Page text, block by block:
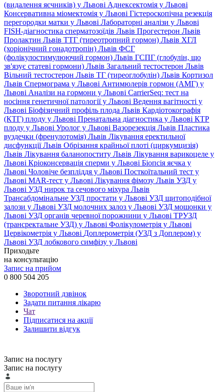
(видалення яєчників) у Львові Аднексектомія у Львові
Консервативна міомектомія у Львові Гістероскопічна резекція
перегородки матки у Львові Лабораторні аналізи у Львові
FISH-діагностика сперматозоїдів Львів Прогестерон Львів
Пролактин Львів ТТГ (тиреотропний гормон) Львів ХГЛ
(хоріонічний гонадотропін) Львів ФСГ
(фолікулостимулюючий гормон) Львів ГСПГ (глобулін, що
зв'язує статеві гормони) Львів Загальний тестостерон Львів
Вільний тестостерон Львів ТГ (тиреоглобулін) Львів Кортизол
Львів Спермограма у Львові Антимюлерів гормон (АМГ) у
Львові Аналізи на гормони у Львові CarrierSeq: тест на
носіння генетичної патології у Львові Ведення вагітності у
Львові Біофізичний профіль плода Львів Кардіотокографія
(КТГ) плоду у Львові Пренатальна діагностика у Львові КТР
плоду у Львові Уролог у Львові Вазорезекція Львів Пластика
вуздечки (френулотомія) Львів Лікування еректильної
дисфункції Львів Обрізання крайньої плоті (циркумцизія)
Львів Лікування баланопоститу Львів Лікування варикоцеле у
Львові Кріоконсервація сперми у Львові Біопсія яєчка у
Львові Чоловіче безпліддя у Львові Посткоїтальний тест у
Львові MAR-тест у Львові Лікування фімозу Львів УЗД у
Львові УЗД нирок та сечового міхура Львів
Трансабдомінальне УЗД простати у Львові УЗД щитоподібної
залози у Львові УЗД молочних залоз у Львові УЗД мошонки у
Львові УЗД органів черевної порожнини у Львові ТРУЗД
(трансректальне УЗД) у Львові Фолікулометрія у Львові
Цервікометрія у Львові Доплерометрія (УЗД з Доплером) у
Львові УЗД лобкового симфізу у Львові
Приходьте
на консультацію
Запис на прийом
0 800 504 205
Зворотний дзвінок
Задати питання лікарю
Чат
Підписатися на акції
Залишити відгук
Запис на послугу
Запис на послугу